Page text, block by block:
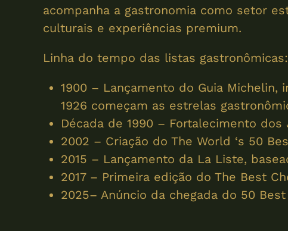
acompanha a gastronomia como setor
culturais e experiências premium.
Linha do tempo das listas
1900 – Lançamento do Guia
1926 começam as estrelas
Década de 1990 – Fortalecimento
2002 – Criação do The World ‘s 50
2015 – Lançamento da La Liste,
2017 – Primeira edição do The Best
2025– Anúncio da chegada do 50